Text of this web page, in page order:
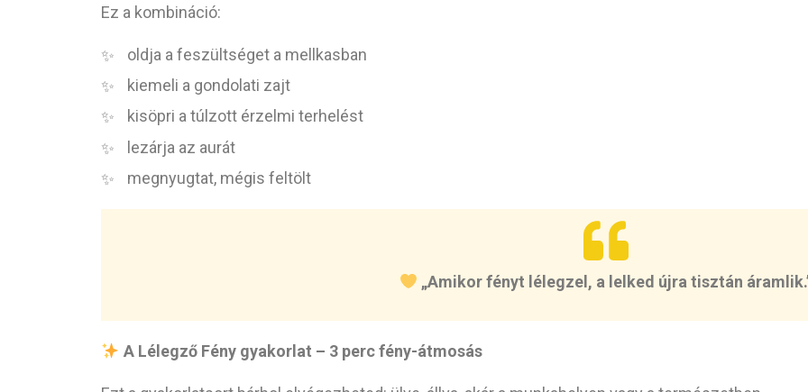
Ez a kombináció:
oldja a feszültséget a mellkasban
kiemeli a gondolati zajt
kisöpri a túlzott érzelmi terhelést
lezárja az aurát
megnyugtat, mégis feltölt
„Amikor fényt lélegzel, a lelked újra tisztán
A Lélegző Fény gyakorlat – 3 perc fény-átmosás